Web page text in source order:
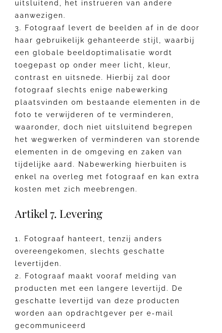
uitsluitend, het instrueren van andere
aanwezigen.
3. Fotograaf levert de beelden af in de door
haar gebruikelijk gehanteerde stijl, waarbij
een globale beeldoptimalisatie wordt
toegepast op onder meer licht, kleur,
contrast en uitsnede. Hierbij zal door
fotograaf slechts enige nabewerking
plaatsvinden om bestaande elementen in de
foto te verwijderen of te verminderen,
waaronder, doch niet uitsluitend begrepen
het wegwerken of verminderen van storende
elementen in de omgeving en zaken van
tijdelijke aard. Nabewerking hierbuiten is
enkel na overleg met fotograaf en kan extra
kosten met zich meebrengen.
Artikel 7. Levering
1. Fotograaf hanteert, tenzij anders
overeengekomen, slechts geschatte
levertijden.
2. Fotograaf maakt vooraf melding van
producten met een langere levertijd. De
geschatte levertijd van deze producten
worden aan opdrachtgever per e-mail
gecommuniceerd